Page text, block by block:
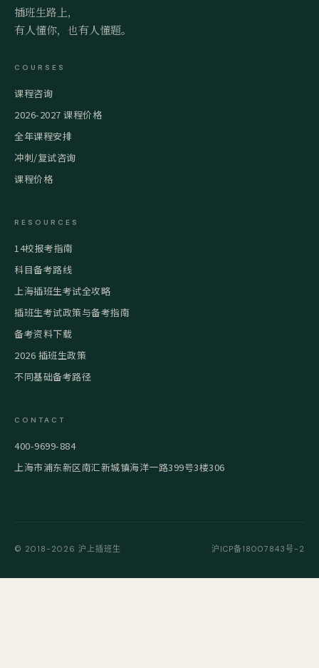
插班生路上，
有人懂你，也有人懂题。
COURSES
课程咨询
2026-2027 课程价格
全年课程安排
冲刺/复试咨询
课程价格
RESOURCES
14校报考指南
科目备考路线
上海插班生考试全攻略
插班生考试政策与备考指南
备考资料下载
2026 插班生政策
不同基础备考路径
CONTACT
400-9699-884
上海市浦东新区南汇新城镇海洋一路399号3楼306
© 2018-2026 沪上插班生 沪ICP备18007843号-2